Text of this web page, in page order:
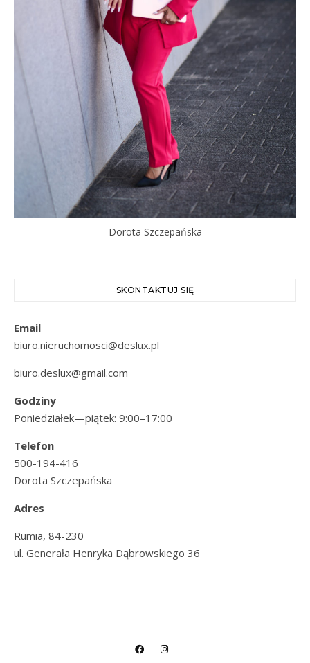
Dorota Szczepańska
SKONTAKTUJ SIĘ
Email
biuro.nieruchomosci@deslux.pl
biuro.deslux@gmail.com
Godziny
Poniedziałek—piątek: 9:00–17:00
Telefon
500-194-416
Dorota Szczepańska
Adres
Rumia, 84-230
ul. Generała Henryka Dąbrowskiego 36